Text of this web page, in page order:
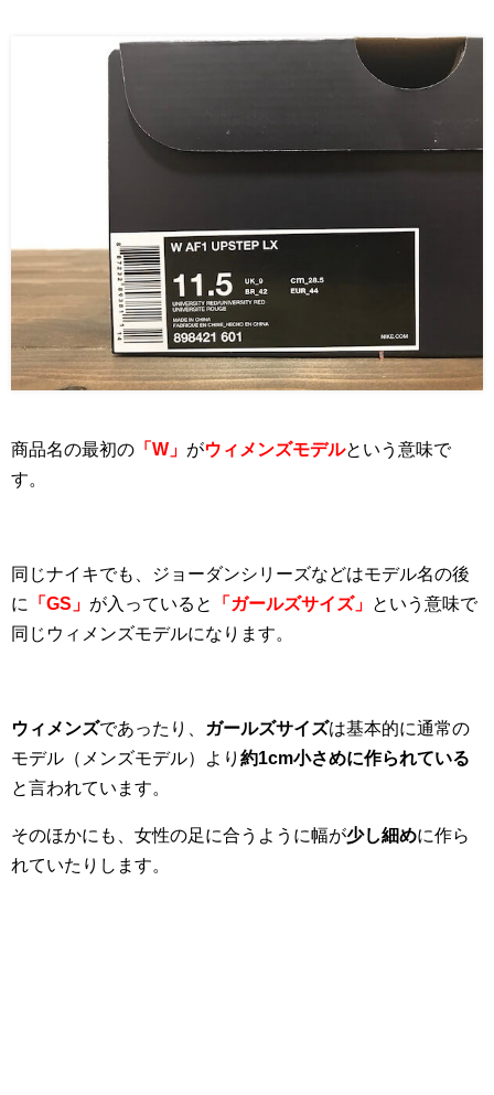
商品名の最初の 「W」 がウィメンズモデルという意味で
す。
同じナイキでも、ジョーダンシリーズなどはモデル名の後
に
「GS」 が入っていると 「ガールズサイズ」
という意味で
同じウィメンズモデルになります。
ウィメンズであったり、 ガールズサイズは基本的に通常の
モデル（メンズモデル）より 約1cm小さめに作られている
と言われています。
そのほかにも、女性の足に合うように幅が少し細めに作ら
れていたりします。